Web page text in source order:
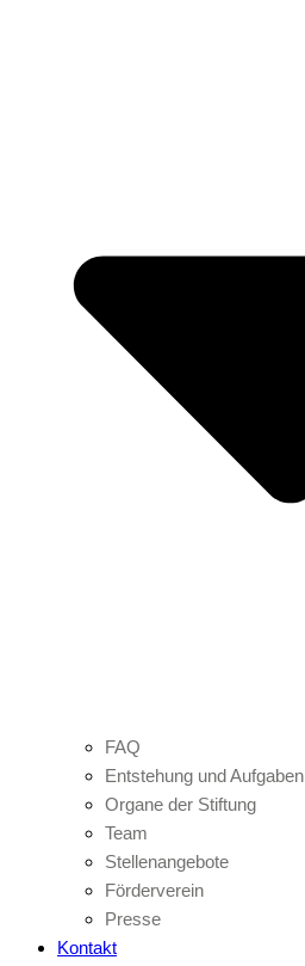
FAQ
Entstehung und Aufgaben
Organe der Stiftung
Team
Stellenangebote
Förderverein
Presse
Kontakt